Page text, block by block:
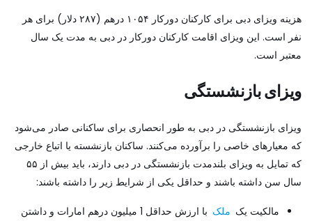
هزینه ویزای دبی برای کارکنان دورکار ۱۰۵۴ درهم (۲۸۷ دلار) برای هر
نفر است. این ویزای اقامت کارکنان دورکار در دبی به مدت یک سال
معتبر است.
ویزای بازنشستگی
ویزای بازنشستگی در دبی به طور انحصاری برای ساکنانی صادر می‌شود
که معیارهای خاصی را برآورده می‌کنند. ساکنان بازنشسته یا اتباع خارجی
که تمایل به ویزای بلندمدت بازنشستگی در دبی دارند، باید بیش از ۵۵
سال سن داشته باشند و حداقل یکی از شرایط زیر را داشته باشند:
مالکیت یک ملک
با ارزش حداقل 1 میلیون درهم امارات و داشتن